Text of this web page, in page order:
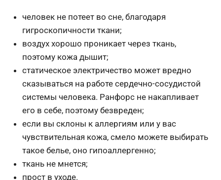
человек не потеет во сне, благодаря
гигроскопичности ткани;
воздух хорошо проникает через ткань,
поэтому кожа дышит;
статическое электричество может вредно
сказываться на работе сердечно-сосудистой
системы человека. Ранфорс не накапливает
его в себе, поэтому безвреден;
если вы склоны к аллергиям или у вас
чувствительная кожа, смело можете выбирать
такое белье, оно гипоаллергенно;
ткань не мнется;
прост в уходе.